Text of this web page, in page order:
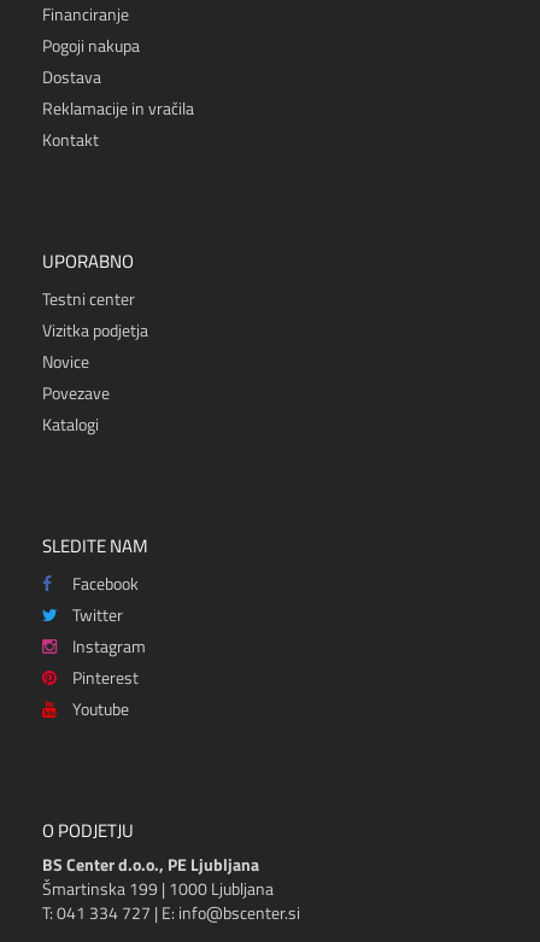
Financiranje
Pogoji nakupa
Dostava
Reklamacije in vračila
Kontakt
UPORABNO
Testni center
Vizitka podjetja
Novice
Povezave
Katalogi
SLEDITE NAM
Facebook
Twitter
Instagram
Pinterest
Youtube
O PODJETJU
BS Center d.o.o., PE Ljubljana
Šmartinska 199 | 1000 Ljubljana
T: 041 334 727 | E: info@bscenter.si